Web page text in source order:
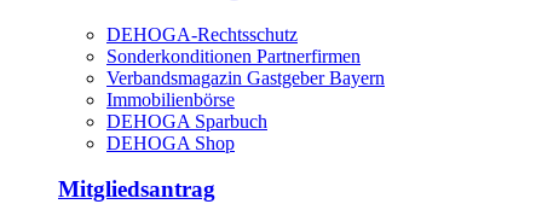
DEHOGA-Rechtsschutz
Sonderkonditionen Partnerfirmen
Verbandsmagazin Gastgeber Bayern
Immobilienbörse
DEHOGA Sparbuch
DEHOGA Shop
Mitgliedsantrag